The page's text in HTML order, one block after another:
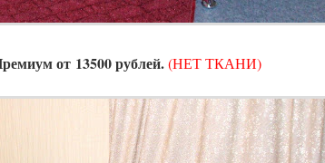
от 13500 рублей.(НЕТ ТКАНИ)